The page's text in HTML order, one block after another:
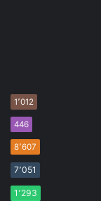
1٬012
446
8٬607
7٬051
1٬293